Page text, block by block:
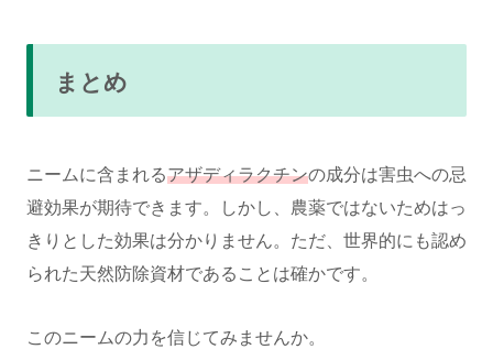
まとめ
ニームに含まれるアザディラクチンの成分は害虫への忌
避効果が期待できます。しかし、農薬ではないためはっ
きりとした効果は分かりません。ただ、世界的にも認め
られた天然防除資材であることは確かです。
このニームの力を信じてみませんか。